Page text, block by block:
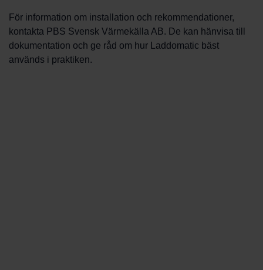
För information om installation och rekommendationer,
kontakta PBS Svensk Värmekälla AB. De kan hänvisa till
dokumentation och ge råd om hur Laddomatic bäst
används i praktiken.